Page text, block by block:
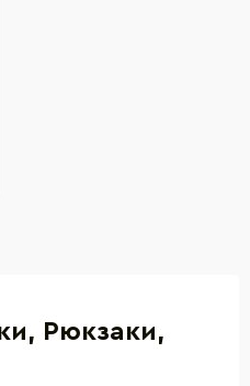
Рюкзаки,